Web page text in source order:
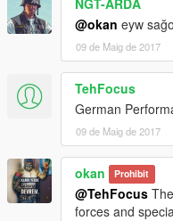
@okan eyw
09 de Maig de 2017
TehFocus
German
09 de Maig de 2017
okan Prohibit
@TehFocus
forces and